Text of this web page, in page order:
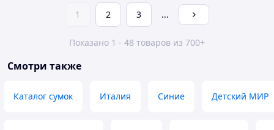
1 2 3 ...
Показано 1 - 48 товаров из 700+
Смотри также
Каталог сумок Италия Синие Детский МИР